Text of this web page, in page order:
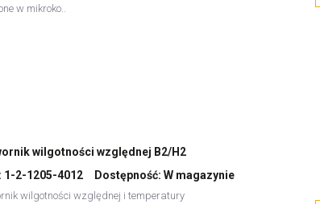
w mikroko..
wilgotności względnej B2/H2
1-2-1205-4012 Dostępność: W magazynie
wilgotności względnej i temperatury